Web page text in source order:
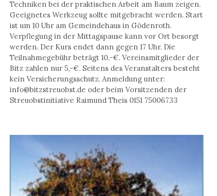
Techniken bei der praktischen Arbeit am Baum zeigen.
Geeignetes Werkzeug sollte mitgebracht werden. Start
ist um 10 Uhr am Gemeindehaus in Gödenroth.
Verpflegung in der Mittagspause kann vor Ort besorgt
werden. Der Kurs endet dann gegen 17 Uhr. Die
Teilnahmegebühr beträgt 10,-€. Vereinsmitglieder der
Bitz zahlen nur 5,-€. Seitens des Veranstalters besteht
kein Versicherungsschutz. Anmeldung unter:
info@bitzstreuobst.de oder beim Vorsitzenden der
Streuobstinitiative Raimund Theis 0151 75006733